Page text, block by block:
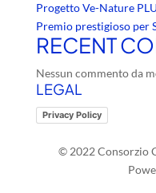
Progetto Ve-Nature
Premio prestigioso per
RECENT
Nessun commento da
LEGAL
Privacy Policy
© 2022 Consorzio